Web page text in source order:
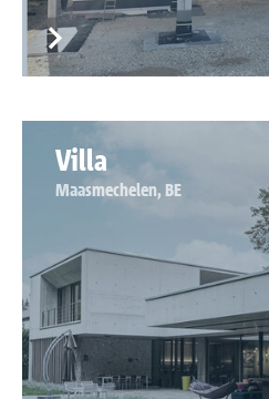
Villa
Maasmechelen, BE